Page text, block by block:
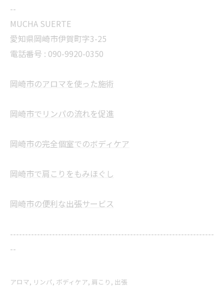
--
MUCHA SUERTE
愛知県岡崎市伊賀町字3-25
電話番号 : 090-9920-0350
岡崎市のアロマを使った施術
岡崎市でリンパの流れを促進
岡崎市の完全個室でのボディケア
岡崎市で肩こりをもみほぐし
岡崎市の便利な出張サービス
--------------------------------------------------------------------
--
アロマ リンパ ボディケア 肩こり 出張